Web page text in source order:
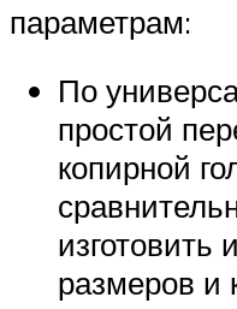
параметрам:
По
простой
копирной
изготовить
размеров и